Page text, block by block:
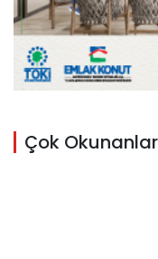
Çok Okunanlar